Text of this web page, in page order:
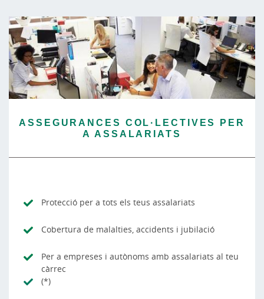
ASSEGURANCES COL·LECTIVES PER
A ASSALARIATS
Protecció per a tots els teus assalariats
Cobertura de malalties, accidents i jubilació
Per a empreses i autònoms amb assalariats al teu
càrrec
(*)